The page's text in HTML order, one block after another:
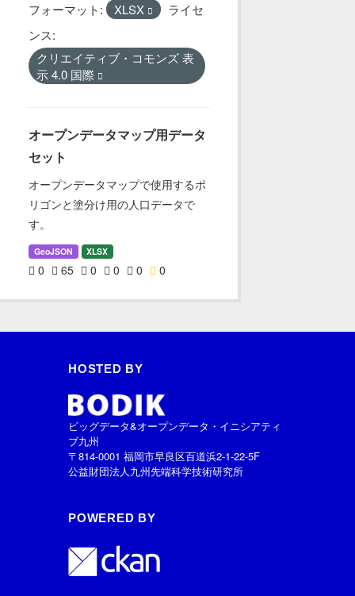
フォーマット: XLSX
ライセ
ンス:
クリエイティブ・コモンズ 表
示 4.0 国際
オープンデータマップ用データ
セット
オープンデータマップで使用するポ
リゴンと塗分け用の人口データで
す。
GeoJSON XLSX
0 65 0 0 0 0
HOSTED BY
ビッグデータ&オープンデータ・イニシアティ
ブ九州
〒814-0001 福岡市早良区百道浜2-1-22-5F
公益財団法人九州先端科学技術研究所
POWERED BY